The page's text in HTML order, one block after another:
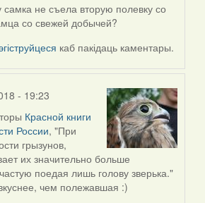
не съела вторую полевку со
со свежей добычей?
каб пакідаць каментары.
- 19:23
Красной книги
России, "При
грызунов,
их значительно больше
поедая лишь голову зверька."
чем полежавшая :)